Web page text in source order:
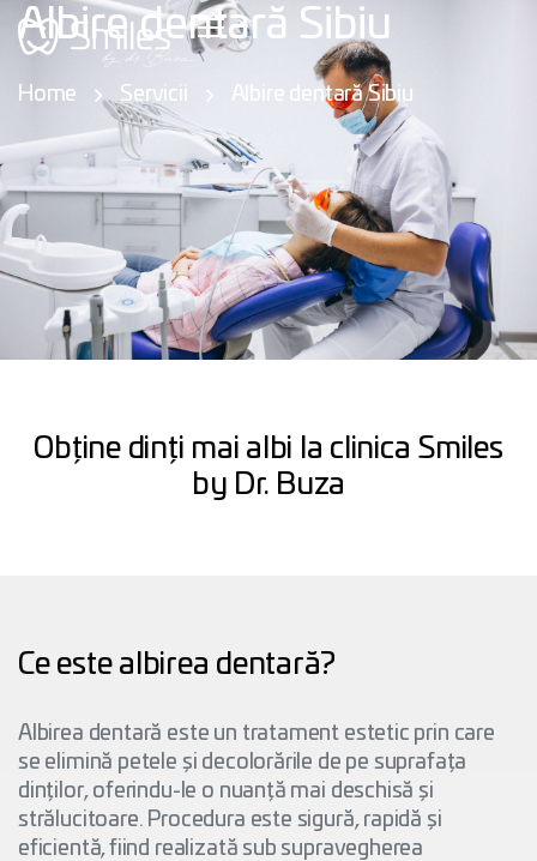
Albire dentară Sibiu
Home Servicii Albire dentară Sibiu
Obține dinți mai albi la clinica Smiles
by Dr. Buza
Ce este albirea dentară?
Albirea dentară este un tratament estetic prin care
se elimină petele și decolorările de pe suprafața
dinților, oferindu-le o nuanță mai deschisă și
strălucitoare. Procedura este sigură, rapidă și
eficientă, fiind realizată sub supravegherea